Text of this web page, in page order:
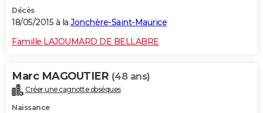
Décès
18/05/2015 à la Jonchère-Saint-Maurice
Famille LAJOUMARD DE BELLABRE
Marc MAGOUTIER (48 ans)
Créer une cagnotte obsèques
Naissance